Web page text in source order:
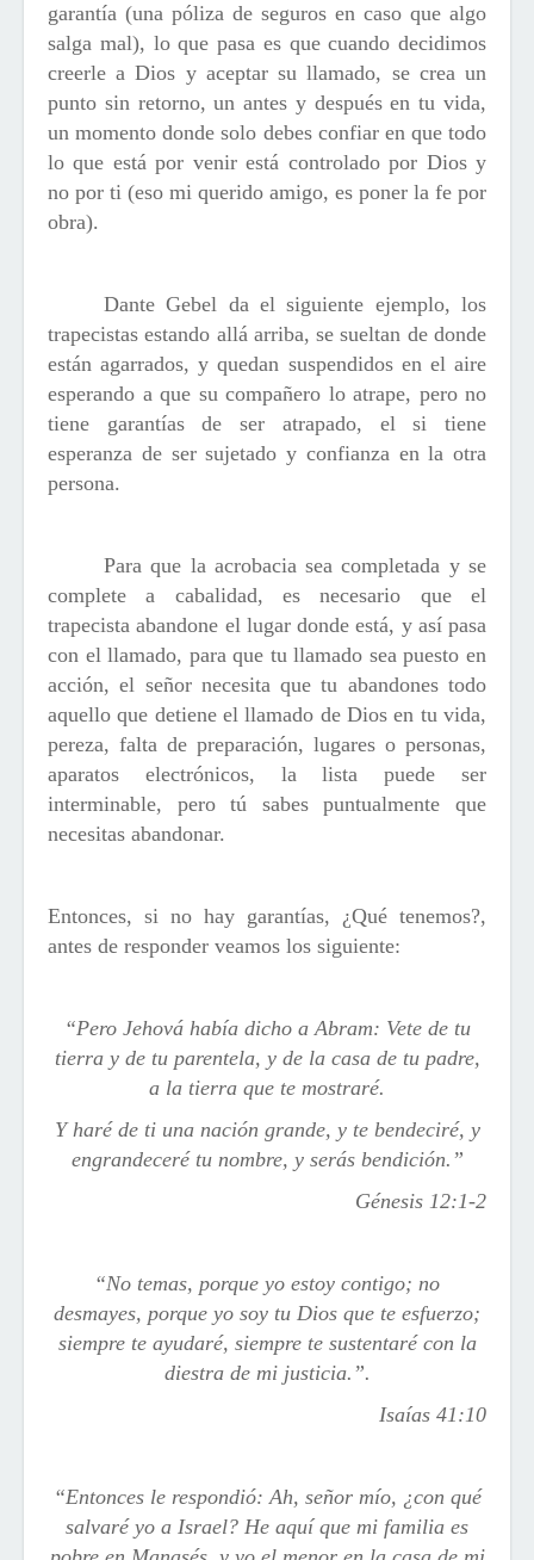
garantía (una póliza de seguros en caso que algo
salga mal), lo que pasa es que cuando decidimos
creerle a Dios y aceptar su llamado, se crea un
punto sin retorno, un antes y después en tu vida,
un momento donde solo debes confiar en que todo
lo que está por venir está controlado por Dios y
no por ti (eso mi querido amigo, es poner la fe por
obra).
Dante Gebel da el siguiente ejemplo, los
trapecistas estando allá arriba, se sueltan de donde
están agarrados, y quedan suspendidos en el aire
esperando a que su compañero lo atrape, pero no
tiene garantías de ser atrapado, el si tiene
esperanza de ser sujetado y confianza en la otra
persona.
Para que la acrobacia sea completada y se
complete a cabalidad, es necesario que el
trapecista abandone el lugar donde está, y así pasa
con el llamado, para que tu llamado sea puesto en
acción, el señor necesita que tu abandones todo
aquello que detiene el llamado de Dios en tu vida,
pereza, falta de preparación, lugares o personas,
aparatos electrónicos, la lista puede ser
interminable, pero tú sabes puntualmente que
necesitas abandonar.
Entonces, si no hay garantías, ¿Qué tenemos?,
antes de responder veamos los siguiente:
“Pero Jehová había dicho a Abram: Vete de tu
tierra y de tu parentela, y de la casa de tu padre,
a la tierra que te mostraré.
Y haré de ti una nación grande, y te bendeciré, y
engrandeceré tu nombre, y serás bendición.”
Génesis 12:1-2
“No temas, porque yo estoy contigo; no
desmayes, porque yo soy tu Dios que te esfuerzo;
siempre te ayudaré, siempre te sustentaré con la
diestra de mi justicia. ”.
Isaías 41:10
“Entonces le respondió: Ah, señor mío, ¿con qué
salvaré yo a Israel? He aquí que mi familia es